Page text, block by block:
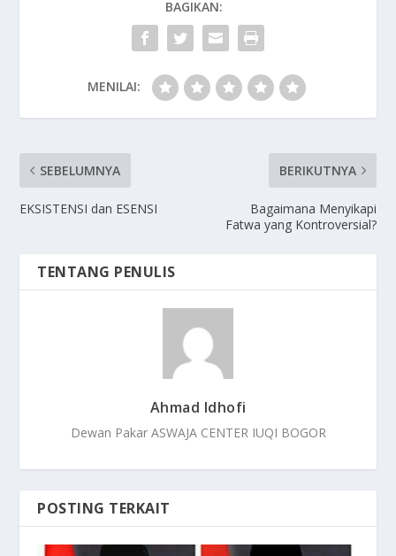
BAGIKAN:
MENILAI:
SEBELUMNYA
EKSISTENSI dan ESENSI
BERIKUTNYA
Bagaimana Menyikapi
Fatwa yang Kontroversial?
TENTANG PENULIS
Ahmad Idhofi
Dewan Pakar ASWAJA CENTER IUQI BOGOR
POSTING TERKAIT